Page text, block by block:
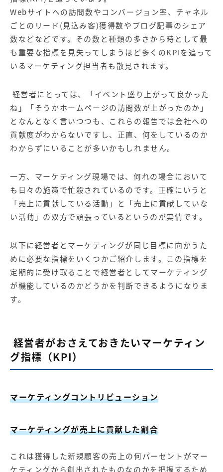
Webサイトへの訪問数やコンバージョン率、チャネル
ごとのリード(見込み客)獲得数やブログ記事のシェア
数などなどです。その数と種類の多さから時として最
も重要な指標を見失ってしまうほど多くのKPIを追って
いるマーケティング担当者も散見されます。
経営者にとっては、「イベント盛り上がって良かった
ね」「そうかホームページの訪問数が上がったのか」
となんとなく言いつつも、これらの報告では会社への
貢献度がわからないですし、正直、何をしているのか
わからずにいることが多いかもしれません。
一方、マーケティング現場では、何れの場合において
も日々の施策で忙殺されているのです。正確にいうと
「売上に貢献している活動」と「売上に貢献していな
い活動」の双方で頑張っているというのが実情です。
以下に経営者とマーケティングが同じ目標に向かうた
めに必要な指標をいくつかご紹介します。この指標を
定期的に受け取ることで経営者としてマーケティング
が機能しているのかどうかを判断できるようになりま
す。
経営者がおさえておきたいマーケティン
グ指標（KPI）
マーケティングコントリビューション
マーケティングが売上に貢献した割合
これは獲得した新規顧客の売上の何パーセントがマー
ケティングから創出されたものなのかを把握するため